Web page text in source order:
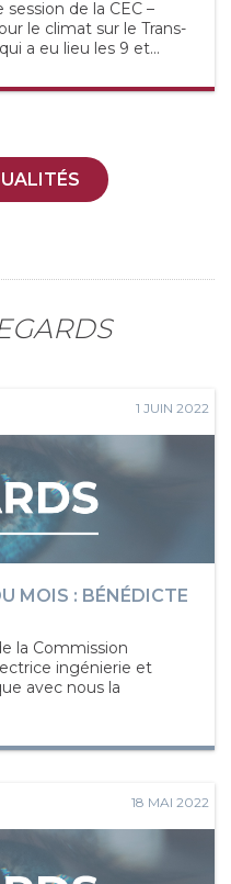
de la CEC –
le climat sur le Trans-
a eu lieu les 9 et...
1 JUIN 2022
MOIS : BÉNÉDICTE
la Commission
ingénierie et
avec nous la
18 MAI 2022